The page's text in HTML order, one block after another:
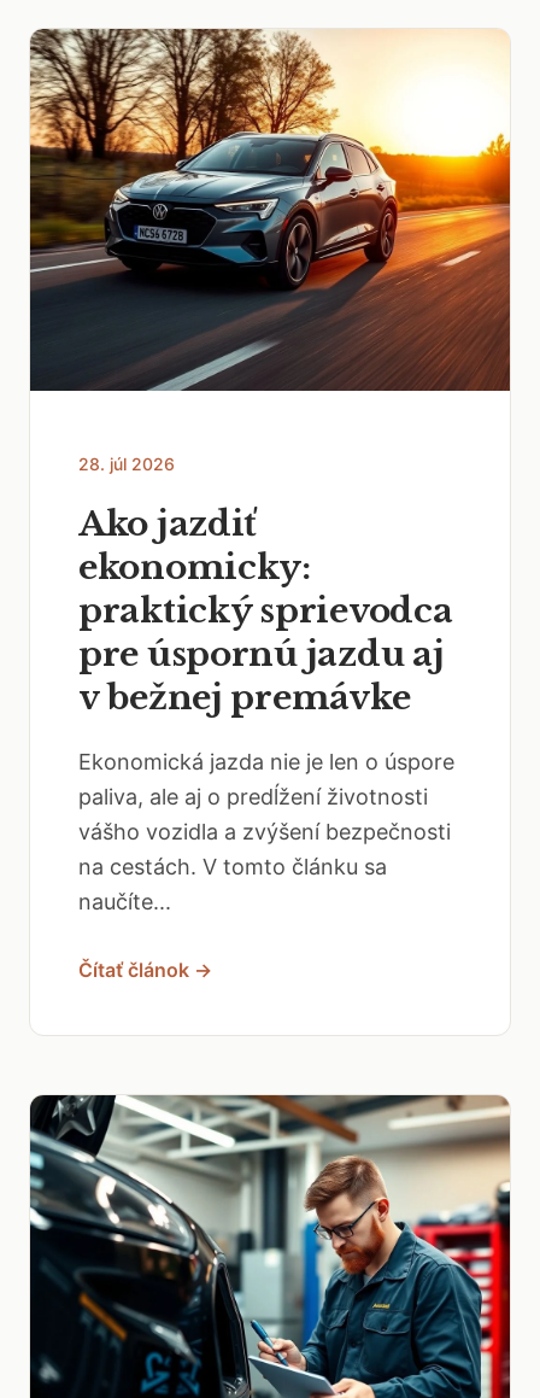
28. júl 2026
Ako jazdiť
ekonomicky:
praktický sprievodca
pre úspornú jazdu aj
v bežnej premávke
Ekonomická jazda nie je len o úspore
paliva, ale aj o predĺžení životnosti
vášho vozidla a zvýšení bezpečnosti
na cestách. V tomto článku sa
naučíte...
Čítať článok →